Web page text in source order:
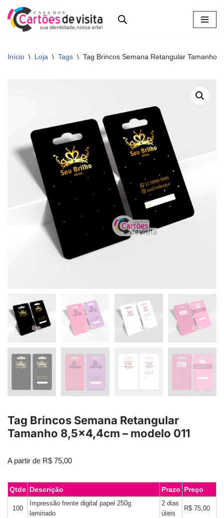
Pular
Início \ Loja \ Tags \ Tag Brincos Semana Retangular Tamanho
Tag Brincos Semana Retangular
Tamanho 8,5×4,4cm – modelo 011
A partir de R$ 75,00
Qtde Descrição Prazo Preço
100
Impressão frente digital papel 250g
laminado
2 dias
úteis
R$ 75,00